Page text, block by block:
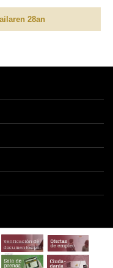
28an
Verificación de
documentos por
CSV